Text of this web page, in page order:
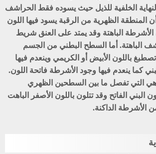
الخلفية للذيل حيث يسوده فقط الحراشف
أن المنطقة الظهرية من الرقبة يسود فيها اللون
الأشرطة الباهتة وقد يمتد على العنق شريط
الباهتة. أما السطح البطني من الجسم
باللون الأبيض أو الكريمي وينعدم فيها
كما ينعدم فيها وجود الأشرطة فاتحة اللون.
التي تفصل ما بين السطحين الظهري
البني الفاتح وقد تتلون باللون الأصفر الباهت
الأشرطة الداكنة.